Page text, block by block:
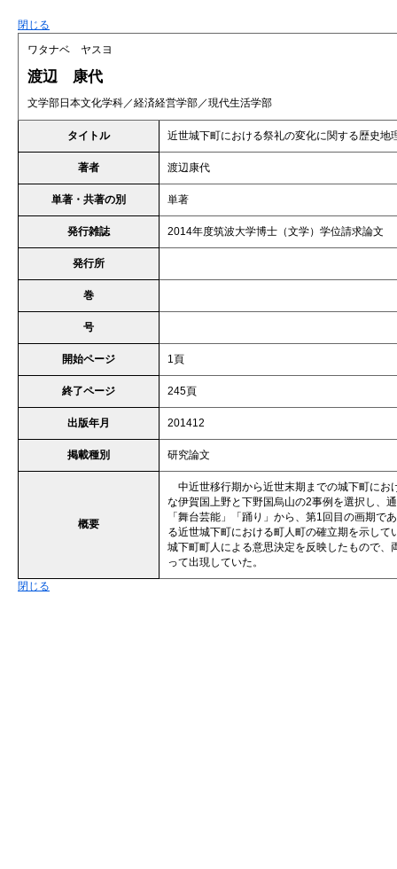
閉じる
ワタナベ ヤスヨ
渡辺 康代
文学部日本文化学科／経済経営学部／現代生活学部
タイトル 近世城下町における祭礼の変化に関する歴史
著者 渡辺康代
単著・共著の別 単著
発行雑誌 2014年度筑波大学博士（文学）学位請求論文
発行所
巻
号
開始ページ 1頁
終了ページ 245頁
出版年月 201412
掲載種別 研究論文
概要
中近世移行期から近世末期までの城下町にお
な伊賀国上野と下野国烏山の2事例を選択し、
「舞台芸能」「踊り」から、第1回目の画期
る近世城下町における町人町の確立期を示し
城下町町人による意思決定を反映したもので
って出現していた。
閉じる